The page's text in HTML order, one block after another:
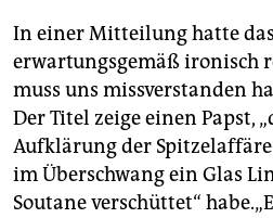
In einer Mitteilung hatte
erwartungsgemäß ironisch
muss uns missverstanden
Der Titel zeige einen Papst,
Aufklärung der
im Überschwang ein Glas
Soutane verschüttet“